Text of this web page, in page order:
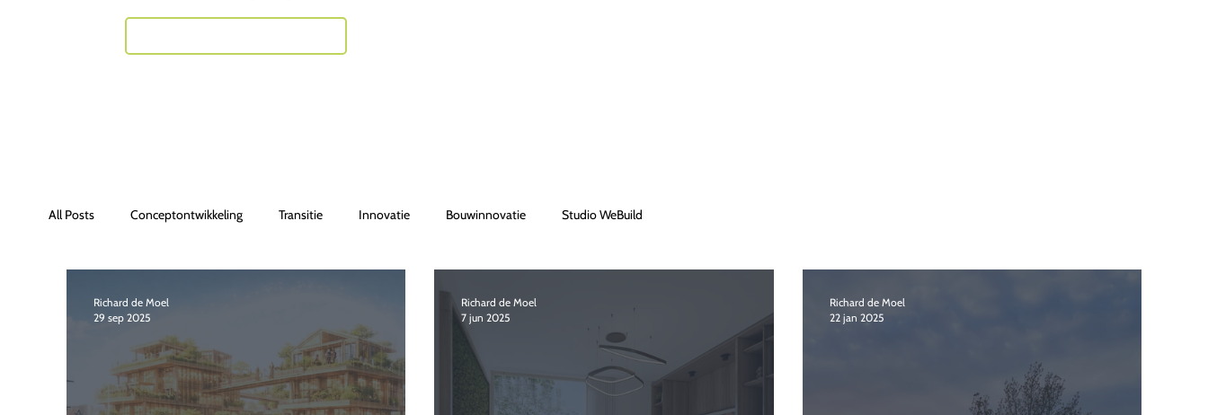
All Posts Conceptontwikkeling Transitie Innovatie Bouwinnovatie Studio WeBuild
Richard de Moel
29 sep 2025
Richard de Moel
7 jun 2025
Richard de Moel
22 jan 2025